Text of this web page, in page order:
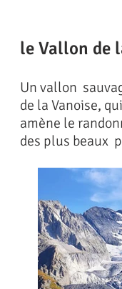
le Vallon de
Un vallon
de la Vanoise,
amène le
des plus beaux